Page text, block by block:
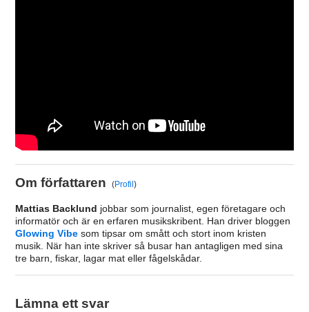
Om författaren (Profil )
Mattias Backlund jobbar som journalist, egen företagare och
informatör och är en erfaren musikskribent. Han driver bloggen
Glowing Vibesom tipsar om smått och stort inom kristen
musik. När han inte skriver så busar han antagligen med sina
tre barn, fiskar, lagar mat eller fågelskådar.
Lämna ett svar